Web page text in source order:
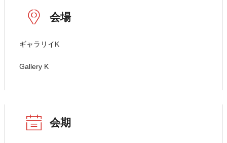
会場
ギャラリイK
Gallery K
会期